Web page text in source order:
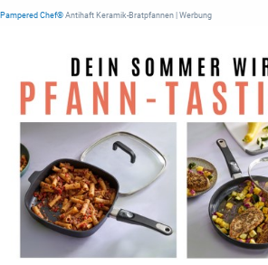
Pampered Chef® Antihaft Keramik-Bratpfannen | Werbung